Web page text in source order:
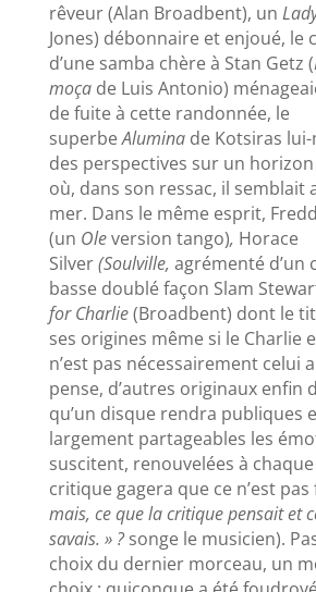
rêveur (Alan Broadbent), un
Jones) débonnaire et enjoué, le
d’une samba chère à Stan Getz (
moçade Luis Antonio)
de fuite à cette randonnée, le
superbeAluminade Kotsiras
des perspectives sur un
où, dans son ressac, il semblait
mer. Dans le même esprit,
(un Oleversion tango), Horace
Silver(Soulville, agrémenté d’un
basse doublé façon Slam
for Charlie(Broadbent) dont le
ses origines même si le Charlie
n’est pas nécessairement celui
pense, d’autres originaux enfin
qu’un disque rendra publiques
largement partageables les
suscitent, renouvelées à
critique gagera que ce n’est
mais, ce que la critique pensait et
savais. » ?songe le musicien).
choix du dernier morceau, un